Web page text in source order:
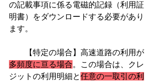
の記載事項に係る電磁的記録（利用証
明書）をダウンロードする必要があり
ます。
【特定の場合】高速道路の利用が
多頻度に亘る場合。この場合は、クレ
ジットの利用明細と任意の一取引の利